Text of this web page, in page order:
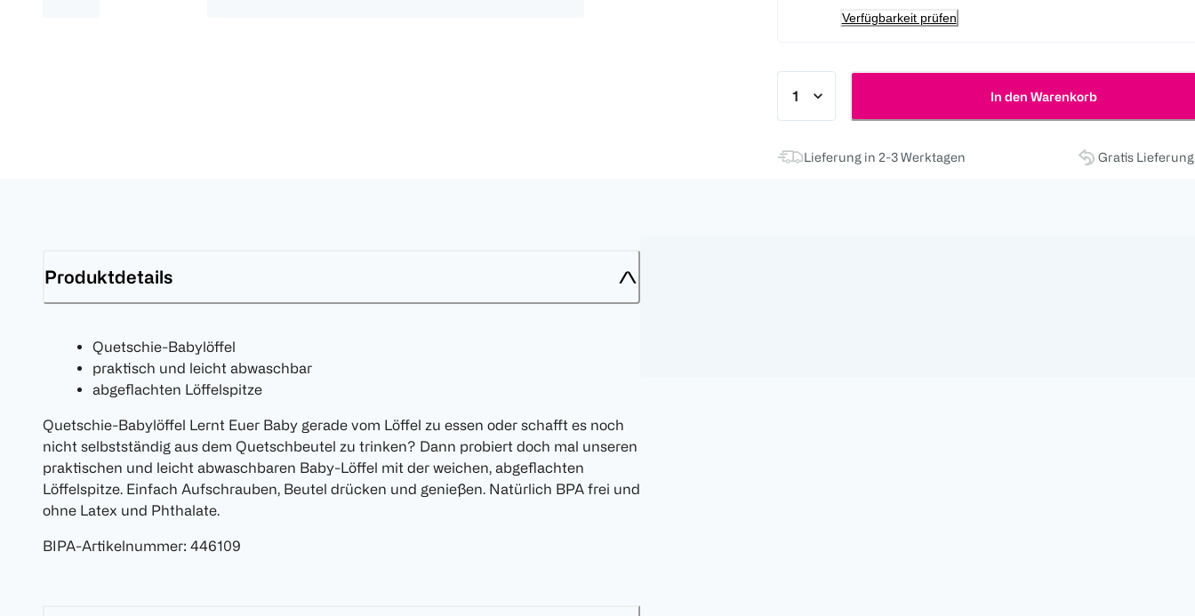
Verfügbarkeit prüfen
In den Warenkorb
Lieferung in 2-3 Werktagen Gratis
Produktdetails
Quetschie-Babylöffel
praktisch und leicht abwaschbar
abgeflachten Löffelspitze
Quetschie-Babylöffel Lernt Euer Baby gerade vom Löffel zu essen oder schafft es noch
nicht selbstständig aus dem Quetschbeutel zu trinken? Dann probiert doch mal unseren
praktischen und leicht abwaschbaren Baby-Löffel mit der weichen, abgeflachten
Löffelspitze. Einfach Aufschrauben, Beutel drücken und genießen. Natürlich BPA frei und
ohne Latex und Phthalate.
BIPA-Artikelnummer: 446109